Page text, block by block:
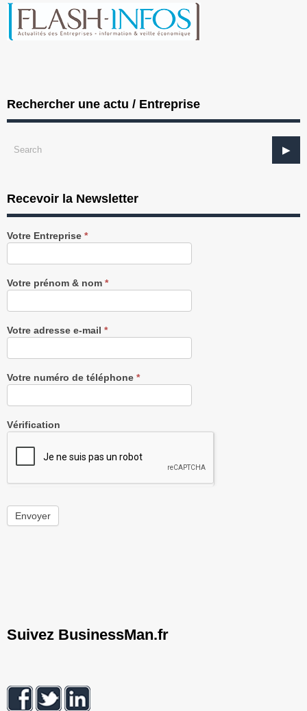
Rechercher une actu / Entreprise
Recevoir la Newsletter
Recevez
notre
gratuitement
Votre Entreprise *
Votre prénom & nom *
Votre adresse e-mail *
Votre numéro de téléphone *
Vérification
Envoyer
Suivez BusinessMan.fr